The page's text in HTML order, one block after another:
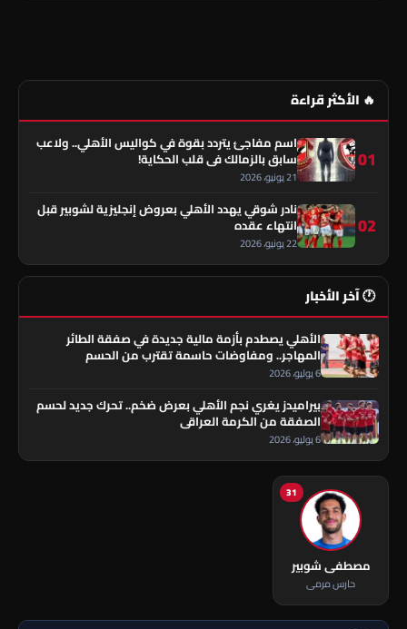
🔥 الأكثر قراءة
01
اسم مفاجئ يتردد بقوة في كواليس الأهلي.. ولاعب
سابق بالزمالك في قلب الحكاية!
21 يونيو، 2026
02
نادر شوقي يهدد الأهلي بعروض إنجليزية لشوبير قبل
انتهاء عقده
22 يونيو، 2026
🕐 آخر الأخبار
الأهلي يصطدم بأزمة مالية جديدة في صفقة الطائر
المهاجر.. ومفاوضات حاسمة تقترب من الحسم
6 يوليو، 2026
بيراميدز يغري نجم الأهلي بعرض ضخم.. تحرك جديد لحسم
الصفقة من الكرمة العراقي
6 يوليو، 2026
31
مصطفى شوبير
حارس مرمى